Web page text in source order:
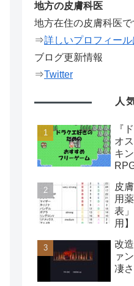
地方の皮膚科医
地方在住の皮膚科医で
⇒詳しいプロフィール
ブログ更新情報
⇒Twitter
人
『
オ
キ
皮
用
表
用】
改
ァ
凄